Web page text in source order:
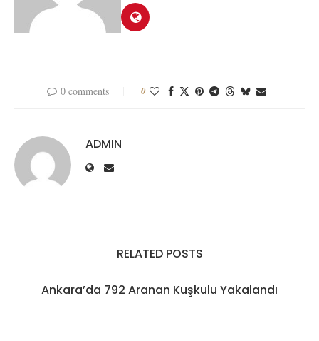
0 comments 0
ADMIN
RELATED POSTS
Ankara’da 792 Aranan Kuşkulu Yakalandı